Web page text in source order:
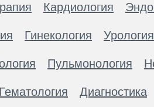
Кардиология
Гинекология Урология
Пульмонология
Гематология Диагностика